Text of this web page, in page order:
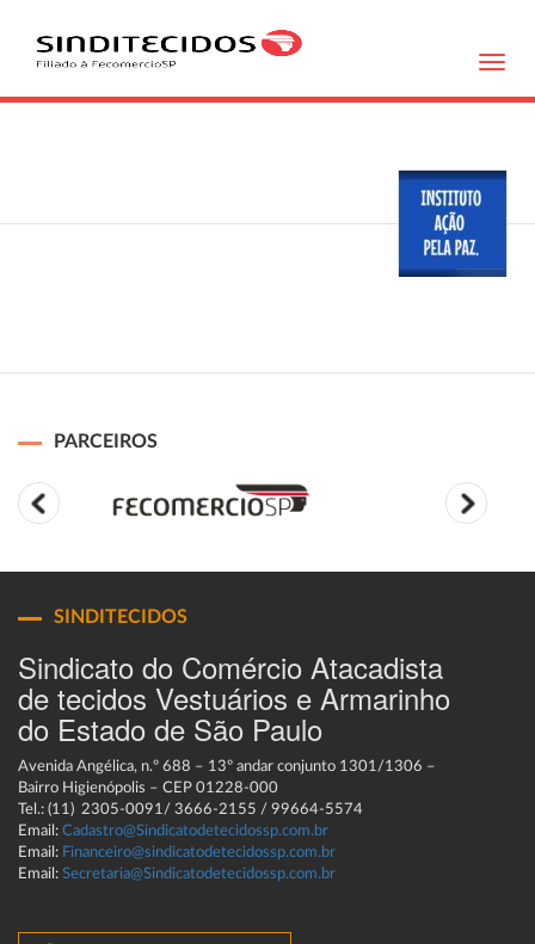
PARCEIROS
SINDITECIDOS
Sindicato do Comércio Atacadista
de tecidos Vestuários e Armarinho
do Estado de São Paulo
Avenida Angélica, n.º 688 – 13º andar conjunto 1301/1306 –
Bairro Higienópolis – CEP 01228-000
Tel.: (11) 2305-0091/ 3666-2155 / 99664-5574
Email: Cadastro@Sindicatodetecidossp.com.br
Email: Financeiro@sindicatodetecidossp.com.br
Email: Secretaria@Sindicatodetecidossp.com.br